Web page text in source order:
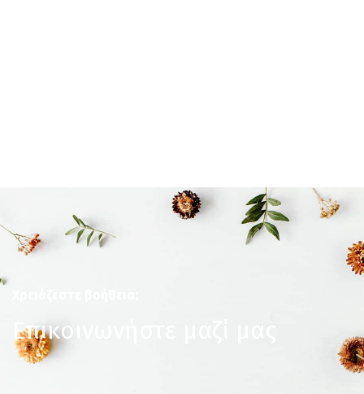
Επικοινωνήστε μαζί μας